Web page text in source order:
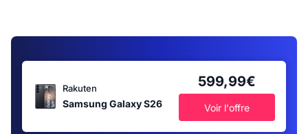
Rakuten
Samsung Galaxy S26
599,99€
Voir l'offre